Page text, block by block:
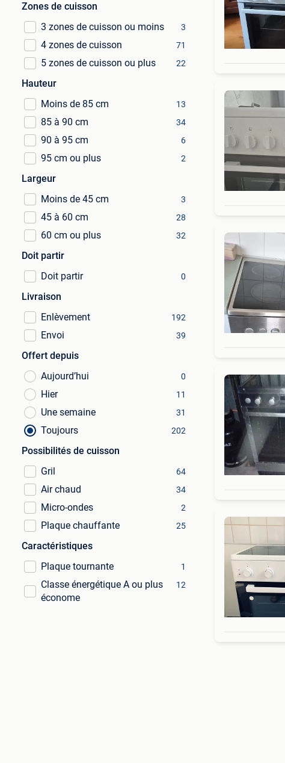
Zones de cuisson
3 zones de cuisson ou moins
3
4 zones de cuisson 71
5 zones de cuisson ou plus 22
Hauteur
Moins de 85 cm
13
85 à 90 cm 34
90 à 95 cm 6
95 cm ou plus 2
Largeur
Moins de 45 cm
3
45 à 60 cm 28
60 cm ou plus 32
Doit partir
Doit partir
0
Livraison
Enlèvement
192
Envoi 39
Offert depuis
Aujourd’hui
0
Hier 11
Une semaine 31
Toujours 202
Possibilités de cuisson
Gril
64
Air chaud 34
Micro-ondes 2
Plaque chauffante 25
Caractéristiques
Plaque tournante
1
Classe énergétique A ou plus
économe
12